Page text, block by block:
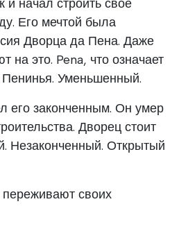
и начал строить свое
Его мечтой была
Дворца да Пена. Даже
на это. Pena, что означает
Уменьшенный.
его законченным. Он умер
Дворец стоит
Незаконченный. Открытый
своих